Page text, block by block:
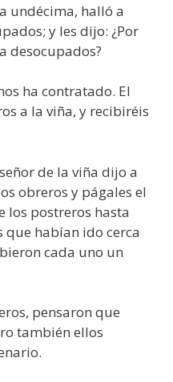
undécima, halló a
y les dijo: ¿Por
desocupados?
ha contratado. El
a la viña, y recibiréis
de la viña dijo a
obreros y págales el
los postreros hasta
que habían ido cerca
cada uno un
pensaron que
también ellos